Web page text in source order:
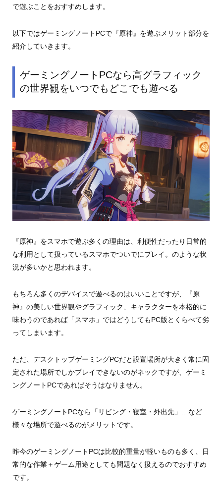
で遊ぶことをおすすめします。
以下ではゲーミングノートPCで『原神』を遊ぶメリット部分を
紹介していきます。
ゲーミングノートPCなら高グラフィック
の世界観をいつでもどこでも遊べる
『原神』をスマホで遊ぶ多くの理由は、利便性だったり日常的
な利用として扱っているスマホでついでにプレイ。のような状
況が多いかと思われます。
もちろん多くのデバイスで遊べるのはいいことですが、『原
神』の美しい世界観やグラフィック、キャラクターを本格的に
味わうのであれば「スマホ」ではどうしてもPC版とくらべて劣
ってしまいます。
ただ、デスクトップゲーミングPCだと設置場所が大きく常に固
定された場所でしかプレイできないのがネックですが、ゲーミ
ングノートPCであればそうはなりません。
ゲーミングノートPCなら「リビング・寝室・外出先」…など
様々な場所で遊べるのがメリットです。
昨今のゲーミングノートPCは比較的重量が軽いものも多く、日
常的な作業＋ゲーム用途としても問題なく扱えるのでおすすめ
です。